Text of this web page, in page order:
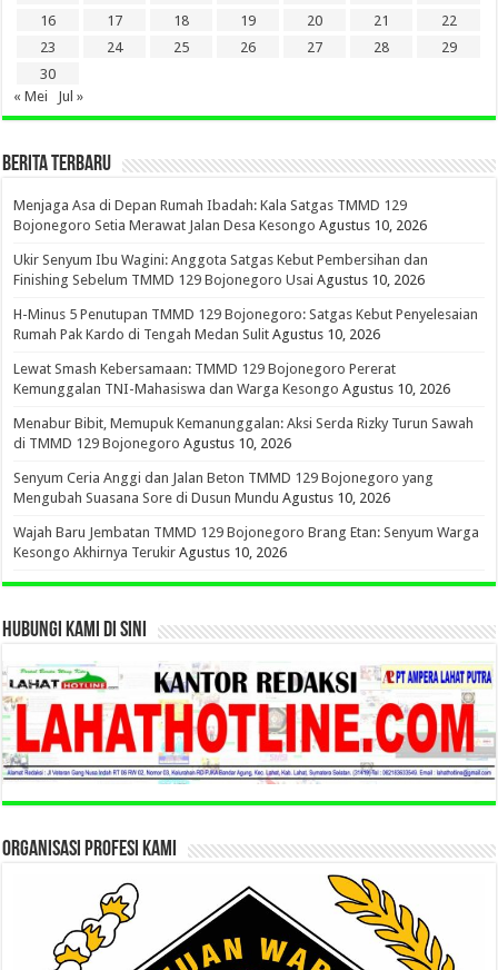
16
17 18 19 20 21
22
23
24 25 26 27 28
29
30
« Mei
Jul »
BERITA TERBARU
Menjaga Asa di Depan Rumah Ibadah: Kala Satgas TMMD 129
Bojonegoro Setia Merawat Jalan Desa Kesongo Agustus 10, 2026
Ukir Senyum Ibu Wagini: Anggota Satgas Kebut Pembersihan dan
Finishing Sebelum TMMD 129 Bojonegoro Usai Agustus 10, 2026
H-Minus 5 Penutupan TMMD 129 Bojonegoro: Satgas Kebut Penyelesaian
Rumah Pak Kardo di Tengah Medan Sulit Agustus 10, 2026
Lewat Smash Kebersamaan: TMMD 129 Bojonegoro Pererat
Kemunggalan TNI-Mahasiswa dan Warga Kesongo Agustus 10, 2026
Menabur Bibit, Memupuk Kemanunggalan: Aksi Serda Rizky Turun Sawah
di TMMD 129 Bojonegoro Agustus 10, 2026
Senyum Ceria Anggi dan Jalan Beton TMMD 129 Bojonegoro yang
Mengubah Suasana Sore di Dusun Mundu Agustus 10, 2026
Wajah Baru Jembatan TMMD 129 Bojonegoro Brang Etan: Senyum Warga
Kesongo Akhirnya Terukir Agustus 10, 2026
HUBUNGI KAMI DI SINI
ORGANISASI PROFESI KAMI